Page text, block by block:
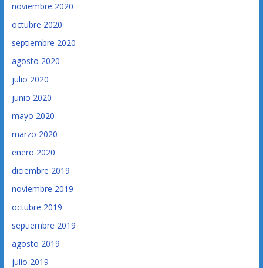
noviembre 2020
octubre 2020
septiembre 2020
agosto 2020
julio 2020
junio 2020
mayo 2020
marzo 2020
enero 2020
diciembre 2019
noviembre 2019
octubre 2019
septiembre 2019
agosto 2019
julio 2019